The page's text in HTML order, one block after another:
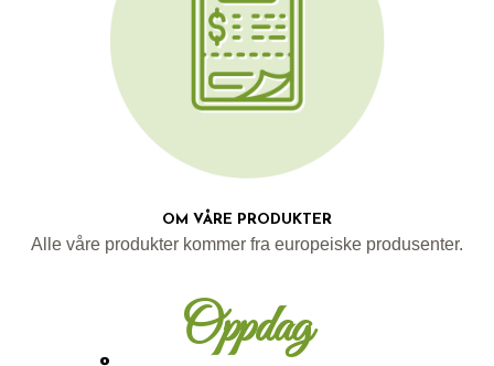
OM VÅRE PRODUKTER
Alle våre produkter kommer fra europeiske produsenter.
Oppdag